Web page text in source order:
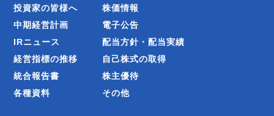
投資家の皆様へ
中期経営計画
IRニュース
経営指標の推移
統合報告書
各種資料
株価情報
電子公告
配当方針・配当実績
自己株式の取得
株主優待
その他